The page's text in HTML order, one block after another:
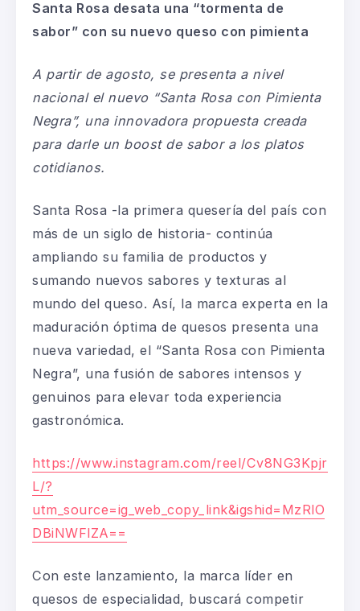
Santa Rosa desata una “tormenta de
sabor” con su nuevo queso con pimienta
A partir de agosto, se presenta a nivel
nacional el nuevo “Santa Rosa con Pimienta
Negra”, una innovadora propuesta creada
para darle un boost de sabor a los platos
cotidianos.
Santa Rosa -la primera quesería del país con
más de un siglo de historia- continúa
ampliando su familia de productos y
sumando nuevos sabores y texturas al
mundo del queso. Así, la marca experta en la
maduración óptima de quesos presenta una
nueva variedad, el “Santa Rosa con Pimienta
Negra”, una fusión de sabores intensos y
genuinos para elevar toda experiencia
gastronómica.
https://www.instagram.com/reel/Cv8NG3Kpjr
L/?
utm_source=ig_web_copy_link&igshid=MzRlO
DBiNWFlZA==
Con este lanzamiento, la marca líder en
quesos de especialidad, buscará competir